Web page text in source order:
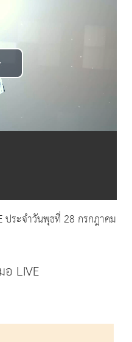
ประจำวันพุธที่ 28 กรกฎาคม
LIVE